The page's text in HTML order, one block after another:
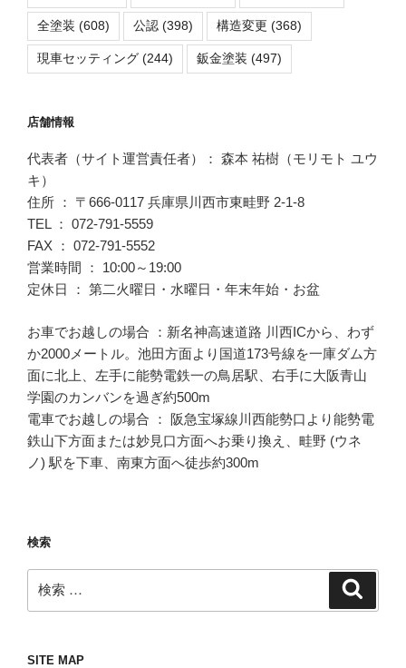
全塗装 (608) 公認 (398) 構造変更 (368)
現車セッティング (244) 鈑金塗装 (497)
店舗情報
代表者（サイト運営責任者）： 森本 祐樹（モリモト ユウ
キ）
住所 ： 〒666-0117 兵庫県川西市東畦野 2-1-8
TEL ： 072-791-5559
FAX ： 072-791-5552
営業時間 ： 10:00～19:00
定休日 ： 第二火曜日・水曜日・年末年始・お盆
お車でお越しの場合 ：新名神高速道路 川西ICから、わず
か2000メートル。池田方面より国道173号線を一庫ダム方
面に北上、左手に能勢電鉄一の鳥居駅、右手に大阪青山
学園のカンバンを過ぎ約500m
電車でお越しの場合 ： 阪急宝塚線川西能勢口より能勢電
鉄山下方面または妙見口方面へお乗り換え、畦野 (ウネ
ノ) 駅を下車、南東方面へ徒歩約300m
検索
索:
SITE MAP